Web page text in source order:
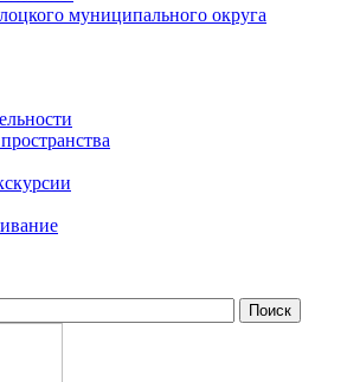
муниципального округа